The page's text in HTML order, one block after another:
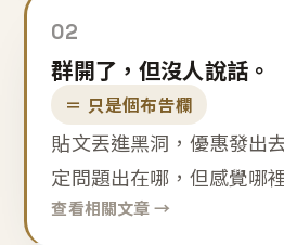
02
群開了，但沒人說話。
＝ 只是個布告欄
貼文丟進黑洞，優惠發出
定問題出在哪，但感覺哪
查看相關文章 →